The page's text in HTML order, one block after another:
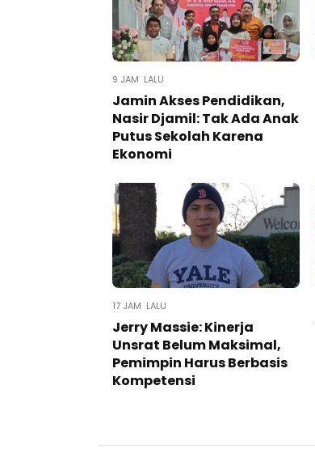
9 JAM LALU
Jamin Akses Pendidikan,
Nasir Djamil: Tak Ada Anak
Putus Sekolah Karena
Ekonomi
17 JAM LALU
Jerry Massie: Kinerja
Unsrat Belum Maksimal,
Pemimpin Harus Berbasis
Kompetensi